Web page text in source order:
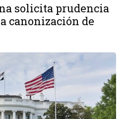
solicita prudencia
canonización de